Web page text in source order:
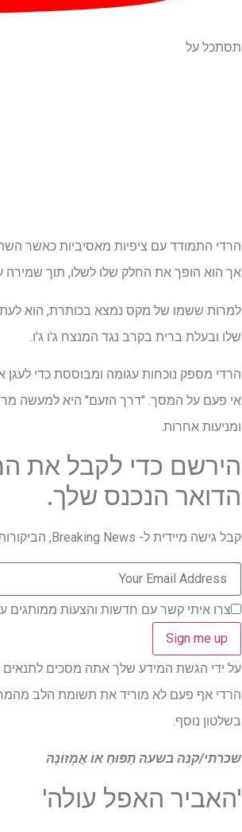
תסתכל על
הרדי התמודד עם ציפיות מאסיביות כאשר
אך הוא הופך את החלק שלו לשלו, תוך שמירה
למרות ששמו של מקס נמצא בכותרת, הוא
שלו ובעלת ברית בקרב נגד המנצח ג'ו ג'ו.
הרדי מספק נוכחות עגומה ומבוססת כדי
אי פעם על המסך. "דרך הזעם" היא למעשה
ומניעות אחרות.
הירשם כדי לקבל את
הדואר הנכנס שלך.
קבל גישה מיידית ל- Breaking News, הביקורות החמות ביותר, מבצעים מעולים וטיפים מועילים.
צרו איתי קשר עם חדשות והצעות ממותגים
על ידי הגשת המידע שלך אתה מסכים לתנאים
הרדי אף פעם לא מוריד את תשומת הלב
בשלטון נוסף.
שכרתי/קנה בשעה תַפּוּחַ אוֹ אֲמָזוֹנָה
'האביר האפל עולה'